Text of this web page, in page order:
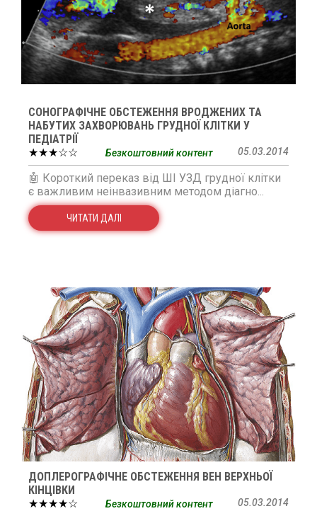
СОНОГРАФІЧНЕ ОБСТЕЖЕННЯ ВРОДЖЕНИХ ТА
НАБУТИХ ЗАХВОРЮВАНЬ ГРУДНОЇ КЛІТКИ У
ПЕДІАТРІЇ
★★★☆☆
05.03.2014
Безкоштовний контент
🤖 Короткий переказ від ШІ УЗД грудної клітки
є важливим неінвазивним методом діагно...
ЧИТАТИ ДАЛІ
ДОПЛЕРОГРАФІЧНЕ ОБСТЕЖЕННЯ ВЕН ВЕРХНЬОЇ
КІНЦІВКИ
★★★★☆
05.03.2014
Безкоштовний контент